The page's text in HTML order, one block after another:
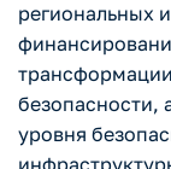
региональных
безопасности,
уровня